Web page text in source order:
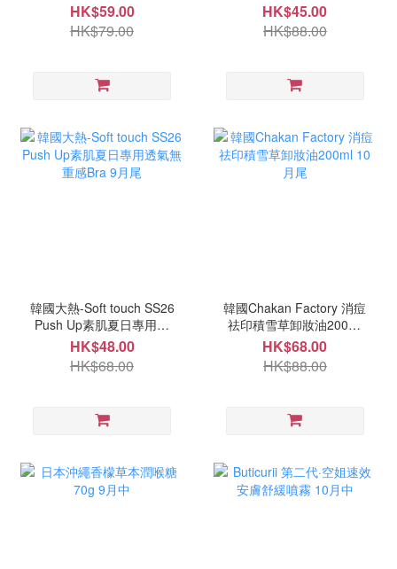
HK$59.00
HK$79.00
HK$45.00
HK$88.00
韓國大熱-Soft touch SS26
Push Up素肌夏日專用透
氣無重感Bra 9月尾
HK$48.00
HK$68.00
韓國Chakan Factory 消痘
祛印積雪草卸妝油200ml
10月尾
HK$68.00
HK$88.00